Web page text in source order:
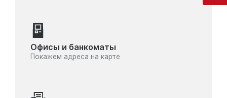
Офисы и банкоматы
Покажем адреса на карте